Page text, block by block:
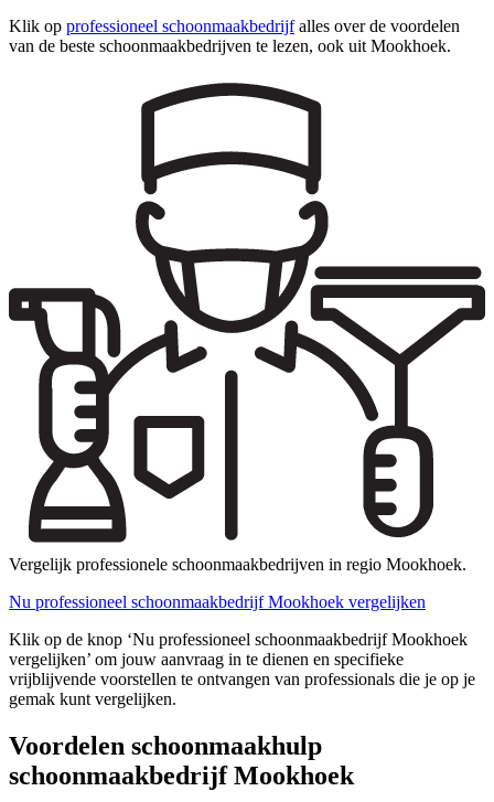
Klik op professioneel schoonmaakbedrijfalles over de voordelen
van de beste schoonmaakbedrijven te lezen, ook uit Mookhoek.
Vergelijk professionele schoonmaakbedrijven in regio Mookhoek.
Nu professioneel schoonmaakbedrijf Mookhoek vergelijken
Klik op de knop ‘Nu professioneel schoonmaakbedrijf Mookhoek
vergelijken’ om jouw aanvraag in te dienen en specifieke
vrijblijvende voorstellen te ontvangen van professionals die je op je
gemak kunt vergelijken.
Voordelen schoonmaakhulp
schoonmaakbedrijf Mookhoek